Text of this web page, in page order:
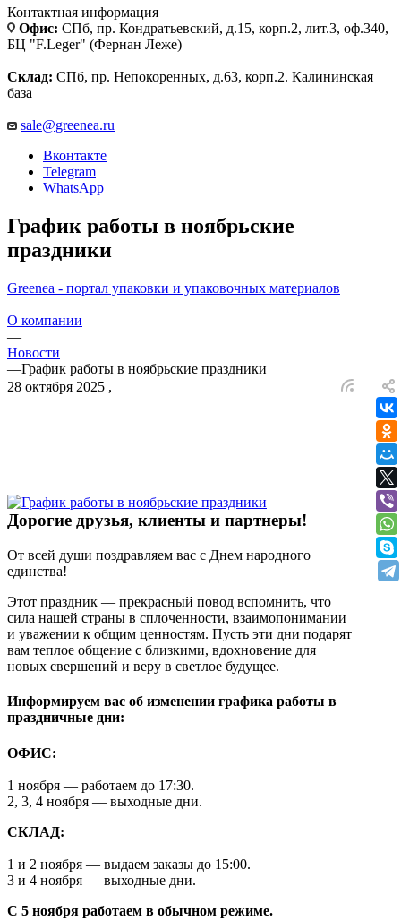
Контактная информация
Офис: СПб, пр. Кондратьевский, д.15, корп.2, лит.3, оф.340,
БЦ "F.Leger" (Фернан Леже)
Склад: СПб, пр. Непокоренных, д.63, корп.2. Калининская
база
sale@greenea.ru
Вконтакте
Telegram
WhatsApp
График работы в ноябрьские
праздники
Greenea - портал упаковки и упаковочных материалов
—
О компании
—
Новости
—График работы в ноябрьские праздники
28 октября 2025 ,
Дорогие друзья, клиенты и партнеры!
От всей души поздравляем вас с Днем народного
единства!
Этот праздник — прекрасный повод вспомнить, что
сила нашей страны в сплоченности, взаимопонимании
и уважении к общим ценностям. Пусть эти дни подарят
вам теплое общение с близкими, вдохновение для
новых свершений и веру в светлое будущее.
Информируем вас об изменении графика работы в
праздничные дни:
ОФИС:
1 ноября — работаем до 17:30.
2, 3, 4 ноября — выходные дни.
СКЛАД:
1 и 2 ноября — выдаем заказы до 15:00.
3 и 4 ноября — выходные дни.
С 5 ноября работаем в обычном режиме.